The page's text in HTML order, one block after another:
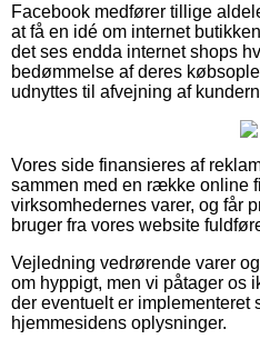
Facebook medfører tillige
at få en idé om internet
det ses endda internet shops
bedømmelse af deres
udnyttes til afvejning af
Vores side finansieres af
sammen med en række online
virksomhedernes varer, og får
bruger fra vores website
Vejledning vedrørende varer
om hyppigt, men vi påtager os
der eventuelt er implementeret
hjemmesidens oplysninger.